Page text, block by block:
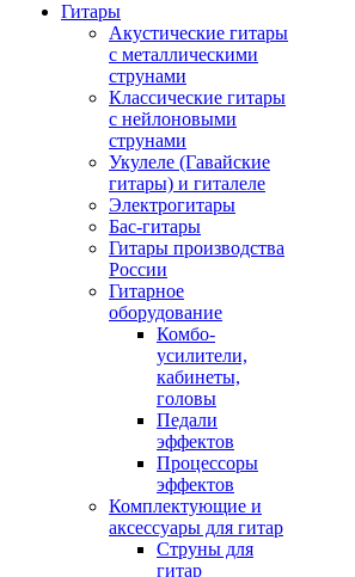
Гитары
Акустические гитары
с металлическими
струнами
Классические гитары
с нейлоновыми
струнами
Укулеле (Гавайские
гитары) и гиталеле
Электрогитары
Бас-гитары
Гитары производства
России
Гитарное
оборудование
Комбо-
усилители,
кабинеты,
головы
Педали
эффектов
Процессоры
эффектов
Комплектующие и
аксессуары для гитар
Струны для
гитар